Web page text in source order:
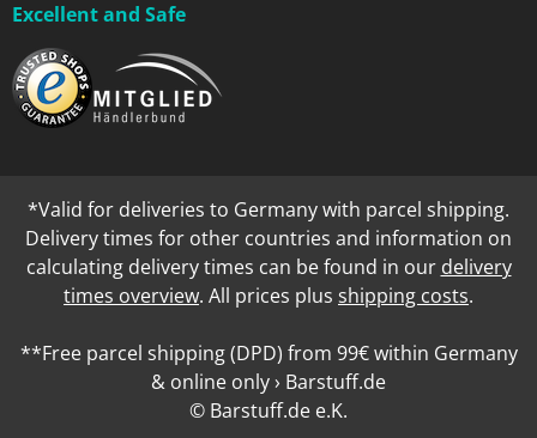
Excellent and Safe
*Valid for deliveries to Germany with parcel shipping.
Delivery times for other countries and information on
calculating delivery times can be found in our delivery
times overview. All prices plus shipping costs.
**Free parcel shipping (DPD) from 99€ within Germany
& online only › Barstuff.de
© Barstuff.de e.K.